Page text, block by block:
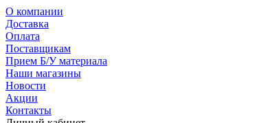
О компании
Доставка
Оплата
Поставщикам
Прием Б/У материала
Наши магазины
Новости
Акции
Контакты